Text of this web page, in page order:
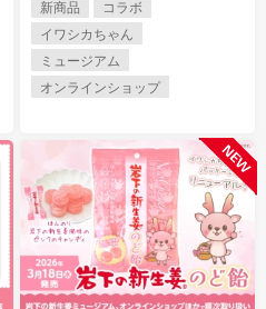
新商品
コラボ
イワシカちゃん
ミュージアム
オンラインショップ